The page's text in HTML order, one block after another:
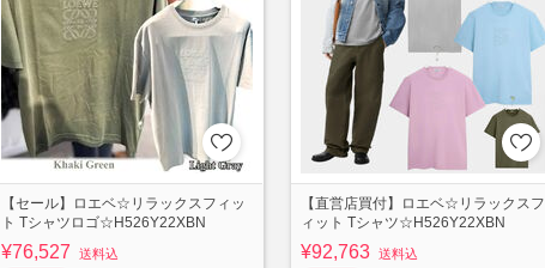
【セール】ロエベ☆リラックスフィッ
ト Tシャツロゴ☆H526Y22XBN
¥76,527
送料込
【直営店買付】ロエベ☆リラックスフ
ィット Tシャツ☆H526Y22XBN
¥92,763 送料込